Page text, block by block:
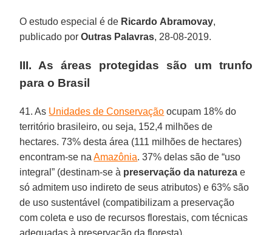
O estudo especial é de Ricardo Abramovay,
publicado porOutras Palavras, 28-08-2019.
III. As áreas protegidas são um trunfo
para o Brasil
41. As Unidades de Conservação ocupam 18% do
território brasileiro, ou seja, 152,4 milhões de
hectares. 73% desta área (111 milhões de hectares)
encontram-se naAmazônia. 37% delas são de “uso
integral” (destinam-se à preservação da natureza e
só admitem uso indireto de seus atributos) e 63% são
de uso sustentável (compatibilizam a preservação
com coleta e uso de recursos florestais, com técnicas
adequadas à preservação da floresta).